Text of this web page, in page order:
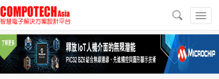
切
換
導
導
航